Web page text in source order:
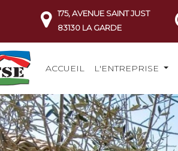
175, AVENUE SAINT JUST
83130 LA GARDE
ACCUEIL L'ENTREPRISE